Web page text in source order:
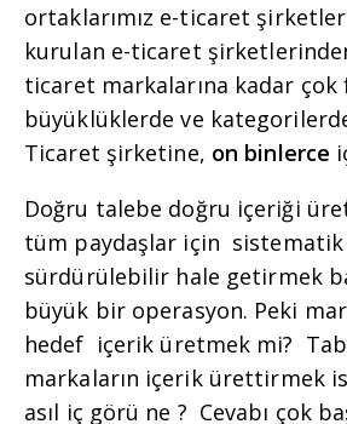
ortaklarımız e-ticaret
kurulan e-ticaret
ticaret markalarına kadar çok
büyüklüklerde ve
Ticaret şirketine, on binlerce
Doğru talebe doğru içeriği
tüm paydaşlar için sistematik
sürdürülebilir hale getirmek
büyük bir operasyon. Peki
hedef içerik üretmek mi?
markaların içerik ürettirmek
asıl iç görü ne ? Cevabı çok